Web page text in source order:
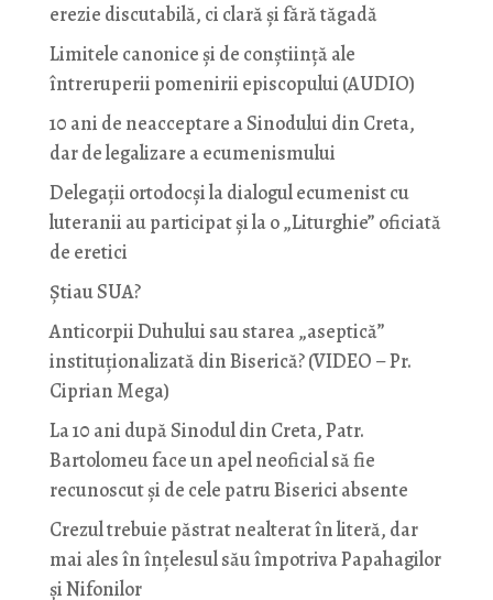
erezie discutabilă, ci clară și fără tăgadă
Limitele canonice și de conștiință ale
întreruperii pomenirii episcopului (AUDIO)
10 ani de neacceptare a Sinodului din Creta,
dar de legalizare a ecumenismului
Delegații ortodocși la dialogul ecumenist cu
luteranii au participat și la o „Liturghie” oficiată
de eretici
Știau SUA?
Anticorpii Duhului sau starea „aseptică”
instituționalizată din Biserică? (VIDEO – Pr.
Ciprian Mega)
La 10 ani după Sinodul din Creta, Patr.
Bartolomeu face un apel neoficial să fie
recunoscut și de cele patru Biserici absente
Crezul trebuie păstrat nealterat în literă, dar
mai ales în înțelesul său împotriva Papahagilor
și Nifonilor